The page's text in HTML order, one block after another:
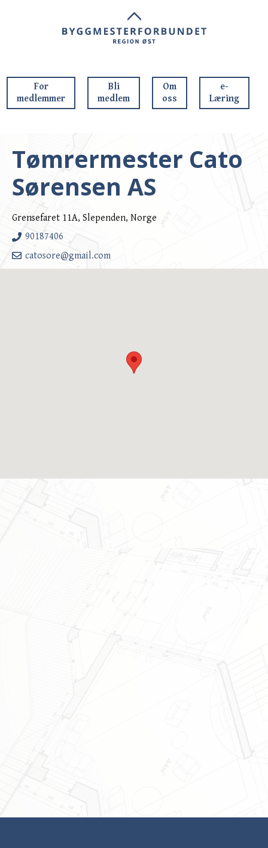
For
medlemmer
Bli
medlem
Om
oss
e-
Læring
Tømrermester Cato
Sørensen AS
Grensefaret 11A, Slependen, Norge
90187406
catosore@gmail.com